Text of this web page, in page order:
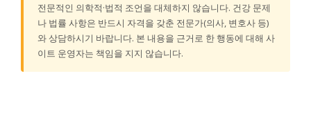
전문적인 의학적·법적 조언을 대체하지 않습니다. 건강 문제
나 법률 사항은 반드시 자격을 갖춘 전문가(의사, 변호사 등)
와 상담하시기 바랍니다. 본 내용을 근거로 한 행동에 대해 사
이트 운영자는 책임을 지지 않습니다.